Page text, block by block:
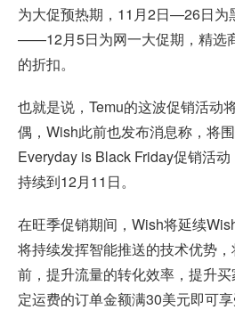
为大促预热期，11月2日—26日为
——12月5日为网一大促期，精选
的折扣。
也就是说，Temu的这波促销活动
偶，Wish此前也发布消息称，将
Everyday is Black Friday促销活
持续到12月11日。
在旺季促销期间，Wish将延续
将持续发挥智能推送的技术优势
前，提升流量的转化效率，提升
定运费的订单金额满30美元即可